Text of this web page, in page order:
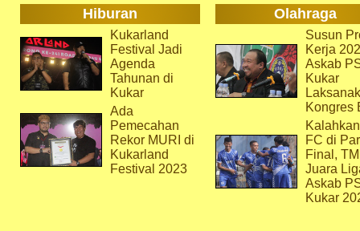
Hiburan Olahraga
Kukarland
Festival Jadi
Agenda
Tahunan di
Kukar
Ada
Pemecahan
Rekor MURI di
Kukarland
Festival 2023
Susun
Kerja
Askab
Kukar
Kongres
FC di
Final,
Juara
Askab
Kukar